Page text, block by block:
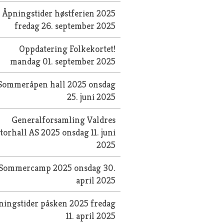
Åpningstider høstferien 2025
fredag 26. september 2025
Oppdatering Folkekortet!
mandag 01. september 2025
hall 2025 onsdag
25. juni 2025
Generalforsamling Valdres
AS 2025 onsdag 11. juni
2025
2025 onsdag 30.
april 2025
påsken 2025fredag
11. april 2025